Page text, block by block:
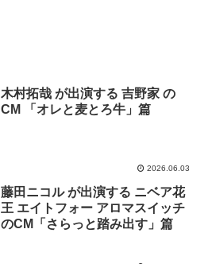
木村拓哉 が出演する 吉野家 の
CM 「オレと麦とろ牛」篇
2026.06.03
藤田ニコル が出演する ニベア花
王 エイトフォー アロマスイッチ
のCM「さらっと踏み出す」篇